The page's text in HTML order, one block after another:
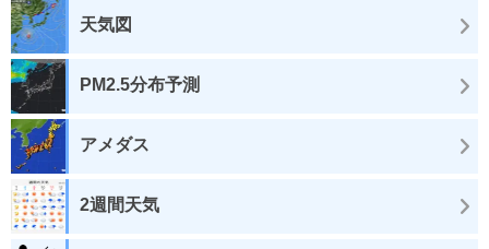
天気図
PM2.5分布予測
アメダス
2週間天気